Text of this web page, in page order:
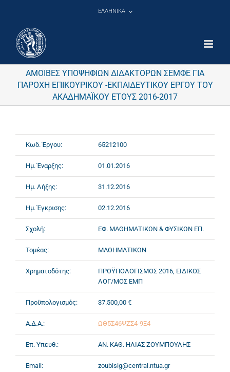
ΕΛΛΗΝΙΚΑ
ΑΜΟΙΒΕΣ ΥΠΟΨΗΦΙΩΝ ΔΙΔΑΚΤΟΡΩΝ ΣΕΜΦΕ ΓΙΑ
ΠΑΡΟΧΗ ΕΠΙΚΟΥΡΙΚΟΥ -ΕΚΠΑΙΔΕΥΤΙΚΟΥ ΕΡΓΟΥ ΤΟΥ
ΑΚΑΔΗΜΑΪΚΟΥ ΕΤΟΥΣ 2016-2017
Κωδ. Έργου: 65212100
Ημ. Έναρξης: 01.01.2016
Ημ. Λήξης: 31.12.2016
Ημ. Έγκρισης: 02.12.2016
Σχολή: ΕΦ. ΜΑΘΗΜΑΤΙΚΩΝ & ΦΥΣΙΚΩΝ ΕΠ.
Τομέας: ΜΑΘΗΜΑΤΙΚΩΝ
Χρηματοδότης:
ΠΡΟΫΠΟΛΟΓΙΣΜΟΣ 2016, ΕΙΔΙΚΟΣ
ΛΟΓ/ΜΟΣ ΕΜΠ
Προϋπολογισμός: 37.500,00 €
Α.Δ.Α.: ΩΘ5Σ46ΨΖΣ4-9Ξ4
Επ. Υπευθ.: ΑΝ. ΚΑΘ. ΗΛΙΑΣ ΖΟΥΜΠΟΥΛΗΣ
Email: zoubisig@central.ntua.gr